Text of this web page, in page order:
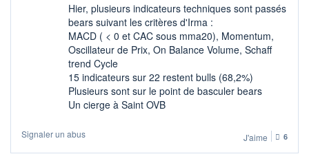
Hier, plusieurs indicateurs techniques sont passés
bears suivant les critères d'Irma :
MACD ( < 0 et CAC sous mma20), Momentum,
Oscillateur de Prix, On Balance Volume, Schaff
trend Cycle
15 indicateurs sur 22 restent bulls (68,2%)
Plusieurs sont sur le point de basculer bears
Un cierge à Saint OVB
Signaler un abus J'aime 6